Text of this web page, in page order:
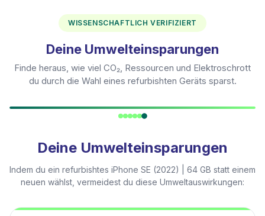
WISSENSCHAFTLICH VERIFIZIERT
Deine Umwelteinsparungen
Finde heraus, wie viel CO₂, Ressourcen und Elektroschrott
du durch die Wahl eines refurbishten Geräts sparst.
Deine Umwelteinsparungen
Indem du ein refurbishtes iPhone SE (2022) | 64 GB statt einem
neuen wählst, vermeidest du diese Umweltauswirkungen: